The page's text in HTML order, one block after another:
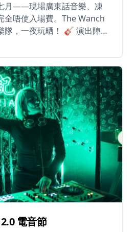
月——現場廣東話音樂、凍
全唔使入場費。The Wanch
夜玩晒！ 🎸 演出陣
立音樂、流行定係其他，今
位、唔使買票——即刻嚟就
– 11:30 📍 灣仔謝斐道
免費入場
電音節